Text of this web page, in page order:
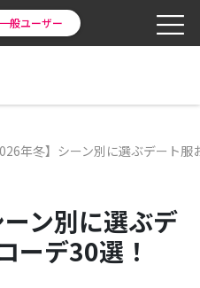
一般ユーザー
年冬】シーン別に選ぶデート
ン別に選ぶデ
ーデ30選！